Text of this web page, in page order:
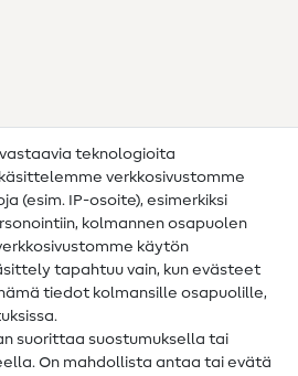
teknologioita
verkkosivustomme
(esim. IP-osoite), esimerkiksi
kolmannen osapuolen
käytön
tapahtuu vain, kun evästeet
tiedot kolmansille osapuolille,
suorittaa suostumuksella tai
On mahdollista antaa tai evätä